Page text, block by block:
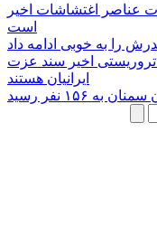
عناصر اغتشاشات اخیر
است
را به خوبی ادامه داد
اخیر سند عزت
ایرانیان هستند
۱۵۶ نفر رسید